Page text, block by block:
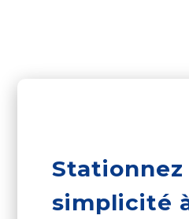
simplicité